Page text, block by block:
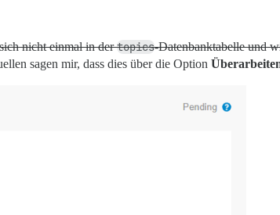
nicht einmal in dertopics-Datenbanktabelle und
sagen mir, dass dies über die Option